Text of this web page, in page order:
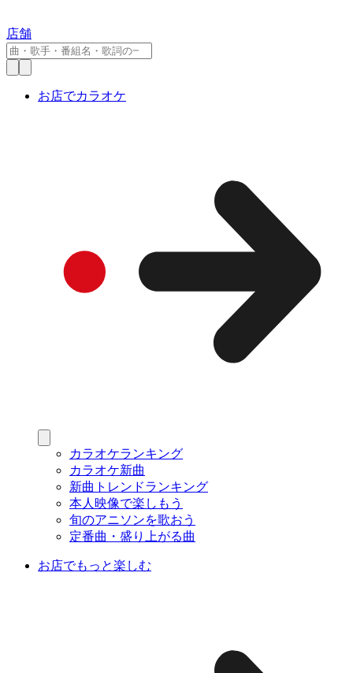
店舗
お店でカラオケ
カラオケランキング
カラオケ新曲
新曲トレンドランキング
本人映像で楽しもう
旬のアニソンを歌おう
定番曲・盛り上がる曲
お店でもっと楽しむ